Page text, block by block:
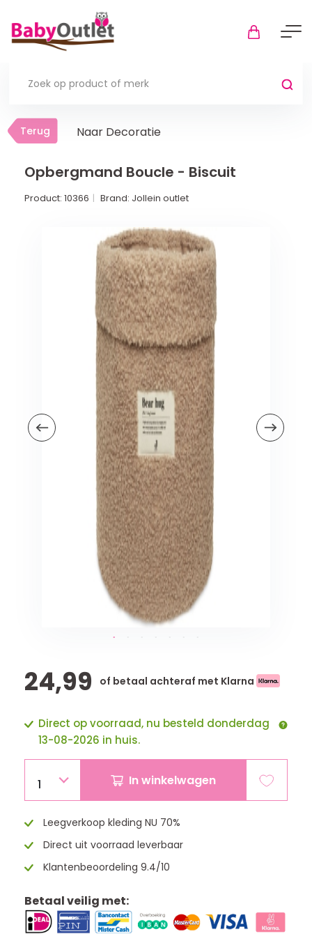
Terug
Thuis
In de box
Boxmatrassen en hoeslakens
Veiligheid in en om huis
Veiligheid buiten de deur
Meer
Schommelstoelen en wipstoeltjes
Terug Naar Decoratie
Opbergmand Boucle - Biscuit
Product: 10366 Brand: Jollein outlet
24,99 of betaal achteraf met Klarna
Direct op voorraad, nu besteld donderdag
13-08-2026 in huis.
1 In winkelwagen
Leegverkoop kleding NU 70%
Direct uit voorraad leverbaar
Klantenbeoordeling 9.4/10
Betaal veilig met: